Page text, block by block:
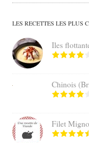
LES RECETTES LES PLUS
Iles
Chinois
Filet